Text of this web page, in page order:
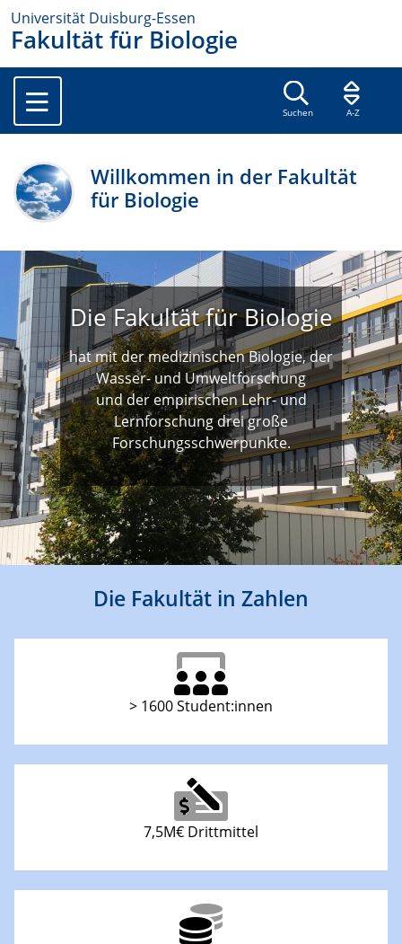
Universität Duisburg-Essen
Fakultät für Biologie
Suchen A-Z
Willkommen in der Fakultät
für Biologie
Die Fakultät für Biologie
hat mit der medizinischen Biologie, der
Wasser- und Umweltforschung
und der empirischen Lehr- und
Lernforschung drei große
Forschungsschwerpunkte.
Die Fakultät in Zahlen
> 1600 Student:innen
7,5M€ Drittmittel